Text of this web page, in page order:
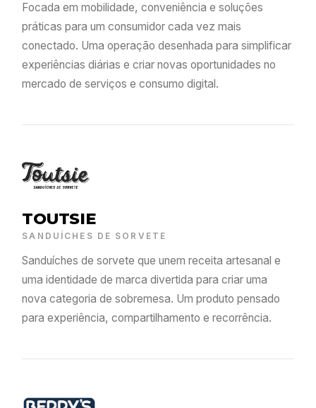
Focada em mobilidade, conveniência e soluções
práticas para um consumidor cada vez mais
conectado. Uma operação desenhada para simplificar
experiências diárias e criar novas oportunidades no
mercado de serviços e consumo digital.
TOUTSIE
SANDUÍCHES DE SORVETE
Sanduíches de sorvete que unem receita artesanal e
uma identidade de marca divertida para criar uma
nova categoria de sobremesa. Um produto pensado
para experiência, compartilhamento e recorrência.